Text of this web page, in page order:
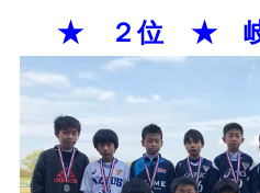
★ ２位 ★ 岐